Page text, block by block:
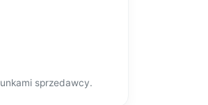
sprzedawcy.